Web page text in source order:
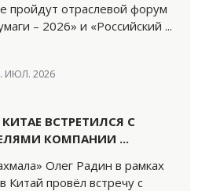
пройдут отраслевой форум
– 2026» и «Российский ...
ИЮЛ. 2026
ВСТРЕТИЛСЯ С
КОМПАНИИ ...
Олег Радин в рамках
Китай провёл встречу с